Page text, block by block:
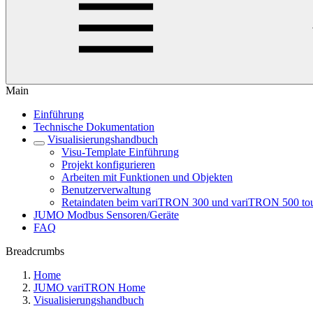
Main
Einführung
Technische Dokumentation
Visualisierungshandbuch
Visu-Template Einführung
Projekt konfigurieren
Arbeiten mit Funktionen und Objekten
Benutzerverwaltung
Retaindaten beim variTRON 300 und variTRON 500
JUMO Modbus Sensoren/Geräte
FAQ
Breadcrumbs
Home
JUMO variTRON Home
Visualisierungshandbuch